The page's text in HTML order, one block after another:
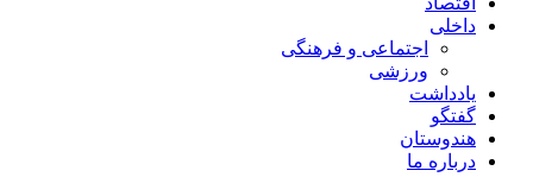
داخلی
اجتماعی و فرهنگی
ورزشی
یادداشت
گفتگو
هندوستان
درباره ما